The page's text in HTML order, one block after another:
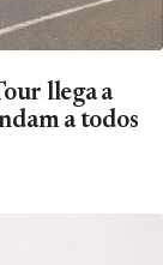
llega a
a todos